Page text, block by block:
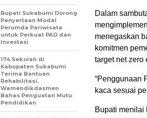
Dalam
menegaskan
komitmen
target net zero
“Penggunaan
kaca sesuai
Bupati menilai
Bupati Sukabumi Dorong
Penyertaan Modal
Perumda Pariwisata
untuk Perkuat PAD dan
Investasi
174 Sekolah di
Kabupaten Sukabumi
Terima Bantuan
Rehabilitasi,
Wamendikdasmen
Bahas Penguatan Mutu
Pendidikan